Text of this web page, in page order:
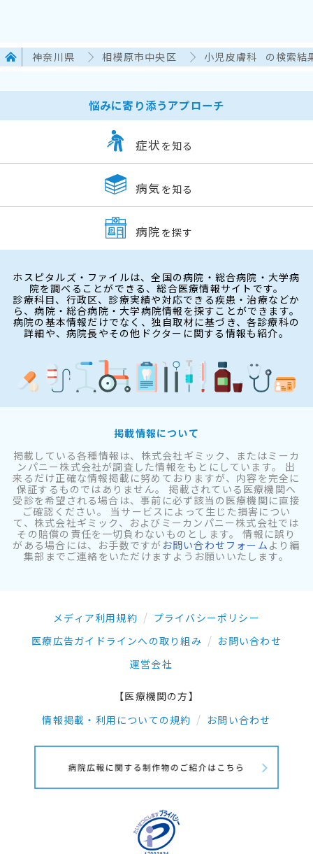
神奈川県 相模原市中央区 小児皮膚科 の検索結
悩みに寄り添うアプローチ
症状 を知る
病気 を知る
病院 を探す
ホスピタルズ・ファイルは、全国の病院・総合病院・大学病
院を調べることができる、総合医療情報サイトです。
診療科目、行政区、診療実績や対応できる疾患・治療などか
ら、病院・総合病院・大学病院情報を探すことができます。
病院の基本情報だけでなく、独自取材に基づき、各診療科の
詳細や、病院長やその他ドクターに関する情報も紹介。
掲載情報について
掲載している各種情報は、株式会社ギミック、またはミーカ
ンパニー株式会社が調査した情報をもとにしています。 出
来るだけ正確な情報掲載に努めておりますが、内容を完全に
保証するものではありません。 掲載されている医療機関へ
受診を希望される場合は、事前に必ず該当の医療機関に直接
ご確認ください。 当サービスによって生じた損害につい
て、株式会社ギミック、およびミーカンパニー株式会社では
その賠償の責任を一切負わないものとします。 情報に誤り
がある場合には、お手数ですが お問い合わせフォーム より編
集部までご連絡をいただけますようお願いいたします。
メディア利用規約
プライバシーポリシー
医療広告ガイドラインへの取り組み
お問い合わせ
運営会社
【医療機関の方】
情報掲載・利用についての規約
お問い合わせ